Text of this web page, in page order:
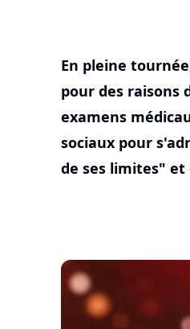
En pleine
pour des raisons
examens
sociaux pour
de ses limites"